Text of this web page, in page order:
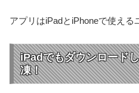
アプリはiPadとiPhoneで使える
iPadでもダウンロード
凍！